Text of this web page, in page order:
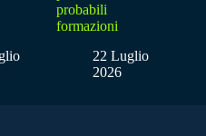
probabili
formazioni
22 Luglio
2026